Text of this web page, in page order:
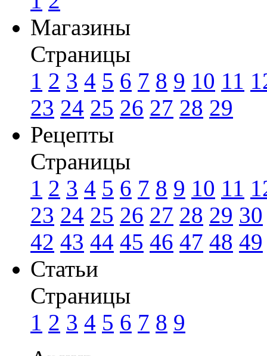
Магазины
Страницы
1 2 3 4 5 6 7 8 9 10 11
23 24 25 26 27 28 29
Рецепты
Страницы
1 2 3 4 5 6 7 8 9 10 11
23 24 25 26 27 28 29 30
42 43 44 45 46 47 48 49
Статьи
Страницы
1 2 3 4 5 6 7 8 9